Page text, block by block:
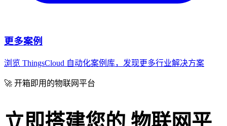
更多案例
浏览 ThingsCloud 自动化案例库，发现更多行业解决方案
🚀 开箱即用的物联网平台